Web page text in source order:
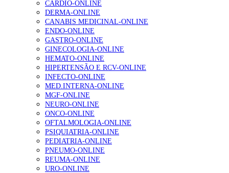
1.º Episódio do Podcast “Frequência Cardio – Sintoniza-
te na Insuficiência Cardíaca” da Bayer
169 visualizações
Alguns milhares de utentes podem ficar sem médico de
família com nova regras do registo, alerta associação
132 visualizações
“Os programas de rastreio do cancro do pulmão são
custo-efetivos e representam um investimento
sustentável para os sistemas de saúde”
93 visualizações
CARDIO-ONLINE
DERMA-ONLINE
CANABIS MEDICINAL-ONLINE
ENDO-ONLINE
GASTRO-ONLINE
GINECOLOGIA-ONLINE
HEMATO-ONLINE
HIPERTENSÃO E RCV-ONLINE
INFECTO-ONLINE
MED.INTERNA-ONLINE
MGF-ONLINE
NEURO-ONLINE
ONCO-ONLINE
OFTALMOLOGIA-ONLINE
PSIQUIATRIA-ONLINE
PEDIATRIA-ONLINE
PNEUMO-ONLINE
REUMA-ONLINE
URO-ONLINE